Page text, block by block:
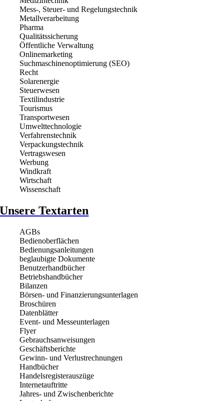
Mess-, Steuer- und Regelungstechnik
Metallverarbeitung
Pharma
Qualitätssicherung
Öffentliche Verwaltung
Onlinemarketing
Suchmaschinenoptimierung (SEO)
Recht
Solarenergie
Steuerwesen
Textilindustrie
Tourismus
Transportwesen
Umwelttechnologie
Verfahrenstechnik
Verpackungstechnik
Vertragswesen
Werbung
Windkraft
Wirtschaft
Wissenschaft
Unsere Textarten
AGBs
Bedienoberflächen
Bedienungsanleitungen
beglaubigte Dokumente
Benutzerhandbücher
Betriebshandbücher
Bilanzen
Börsen- und Finanzierungsunterlagen
Broschüren
Datenblätter
Event- und Messeunterlagen
Flyer
Gebrauchsanweisungen
Geschäftsberichte
Gewinn- und Verlustrechnungen
Handbücher
Handelsregisterauszüge
Internetauftritte
Jahres- und Zwischenberichte